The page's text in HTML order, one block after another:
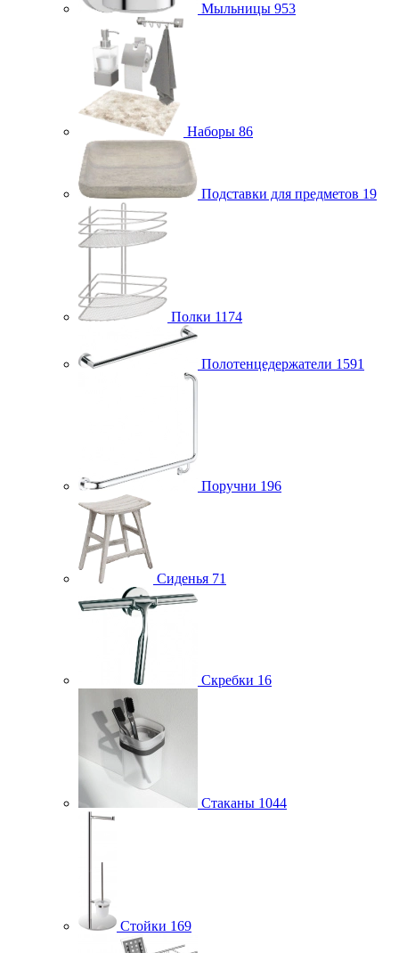
Мыльницы 953
Наборы 86
Подставки для предметов 19
Полки 1174
Полотенцедержатели 1591
Поручни 196
Сиденья 71
Скребки 16
Стаканы 1044
Стойки 169